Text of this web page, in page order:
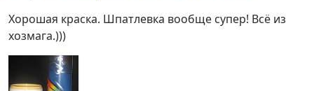
Хорошая краска. Шпатлевка вообще супер! Всё из
хозмага.)))